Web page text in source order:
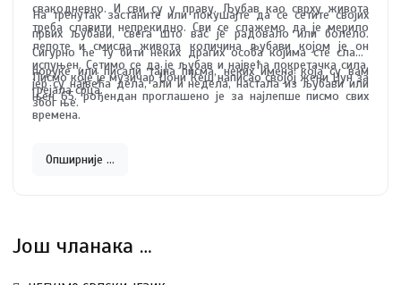
свакодневно. И сви су у праву. Љубав као сврху живота
треба славити непрекидно. Сви се слажемо да је мерило
лепоте и смисла живота количина љубави којом је он
испуњен. Сетимо се да је љубав и највећа покретачка сила,
јер су највећа дела, али и недела, настала из љубави или
због ње.
На тренутак застаните или покушајте да се сетите својих
првих љубави, свега што вас је радовало или болело.
Сигурно ће ту бити неких драгих особа којима сте слали
поруке или писали тајна писма, неких имена која су вам
грејала срца.
Писмо које је музичар Џони Кеш написао својој жени Џун за
њен 65. рођендан проглашено је за најлепше писмо свих
времена.
Опширније …
Још чланака …